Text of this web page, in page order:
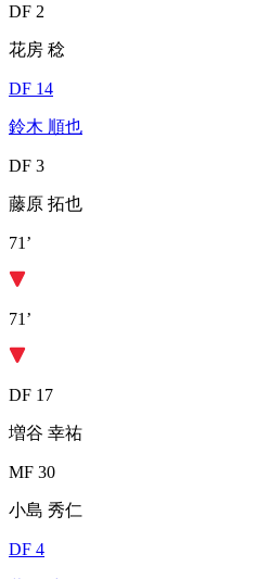
DF 2
花房 稔
DF 14
鈴木 順也
DF 3
藤原 拓也
71’
71’
DF 17
増谷 幸祐
MF 30
小島 秀仁
DF 4